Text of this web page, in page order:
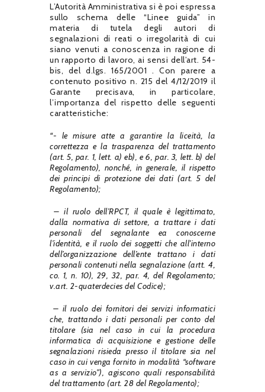
L’Autorità Amministrativa si è poi espressa
sullo schema delle “Linee guida” in
materia di tutela degli autori di
segnalazioni di reati o irregolarità di cui
siano venuti a conoscenza in ragione di
un rapporto di lavoro, ai sensi dell’art. 54-
bis, del d.lgs.165/2001 .Con parere a
contenuto positivo n. 215 del 4/12/2019 il
Garante precisava, in particolare,
l’importanza del rispetto delle seguenti
caratteristiche:
“- le misure atte a garantire la liceità, la
correttezza e la trasparenza del trattamento
(art. 5, par. 1, lett. a) eb), e 6, par.3, lett. b) del
Regolamento), nonché, in generale, il rispetto
dei principi di protezione dei dati (art. 5 del
Regolamento);
– il ruolo dell’RPCT, il quale è legittimato,
dalla normativa di settore, a trattare i dati
personali del segnalante ea conoscerne
l’identità, e il ruolo dei soggetti che all’interno
dell’organizzazione dell’ente trattano i dati
personali contenuti nella segnalazione (artt. 4,
co. 1, n. 10), 29, 32, par. 4, del Regolamento;
v.art.2-quaterdecies del Codice);
– il ruolo dei fornitori dei servizi informatici
che, trattando i dati personali per conto del
titolare (sia nel caso in cui la procedura
informatica di acquisizione e gestione delle
segnalazioni risieda presso il titolare sia nel
caso in cui venga fornito in modalità “software
as a servizio”), agiscono quali responsabilità
del trattamento (art. 28 del Regolamento);